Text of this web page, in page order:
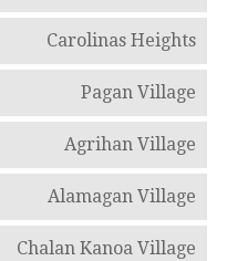
Carolinas Heights
Pagan Village
Agrihan Village
Alamagan Village
Chalan Kanoa Village